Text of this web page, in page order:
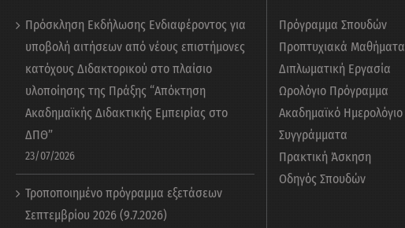
Πρόσκληση Εκδήλωσης Ενδιαφέροντος για
υποβολή αιτήσεων από νέους επιστήμονες
κατόχους Διδακτορικού στο πλαίσιο
υλοποίησης της Πράξης “Απόκτηση
Ακαδημαϊκής Διδακτικής Εμπειρίας στο
ΔΠΘ”
23/07/2026
Τροποποιημένο πρόγραμμα εξετάσεων
Σεπτεμβρίου 2026 (9.7.2026)
Πρόγραμμα Σπουδών
Προπτυχιακά Μαθήματα
Διπλωματική Εργασία
Ωρολόγιο Πρόγραμμα
Ακαδημαϊκό Ημερολόγιο
Συγγράμματα
Πρακτική Άσκηση
Οδηγός Σπουδών